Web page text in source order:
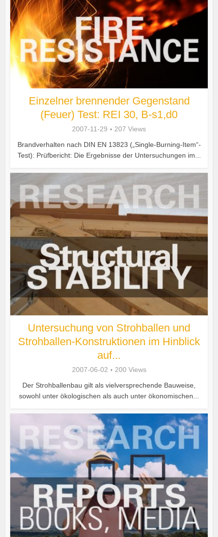
Einzelner brennender Gegenstand
(Feuer) Test: REI 30, B-s1,d0
2007-11-29
207 Views
Brandverhalten nach DIN EN 13823 („Single-Burning-Item“-
Test): Prüfbericht: Die Ergebnisse der Untersuchungen im...
Untersuchung von Strohballen und
Strohballen-Konstruktionen im Hinblick
auf...
2007-06-02
200 Views
Der Strohballenbau gilt als vielversprechende Bauweise,
sowohl unter ökologischen als auch unter ökonomischen...